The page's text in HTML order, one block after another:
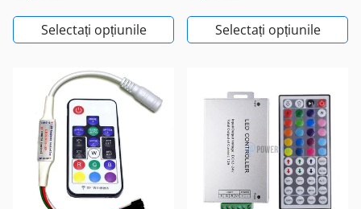
Selectați opțiunile Selectați opțiunile